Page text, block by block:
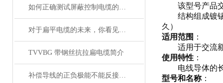
如何正确测试屏蔽控制电缆的性能和质量？
对于扁平电缆的未来，你看见希望了吗？
TVVBG 带钢丝抗拉扁电缆简介
补偿导线的正负极能不能反接呢？
该型号产品交
结构组成镀锡
久）
适用范围 ：
适用于交流额
使用特性 ：
电线导体的长
型号和名称：